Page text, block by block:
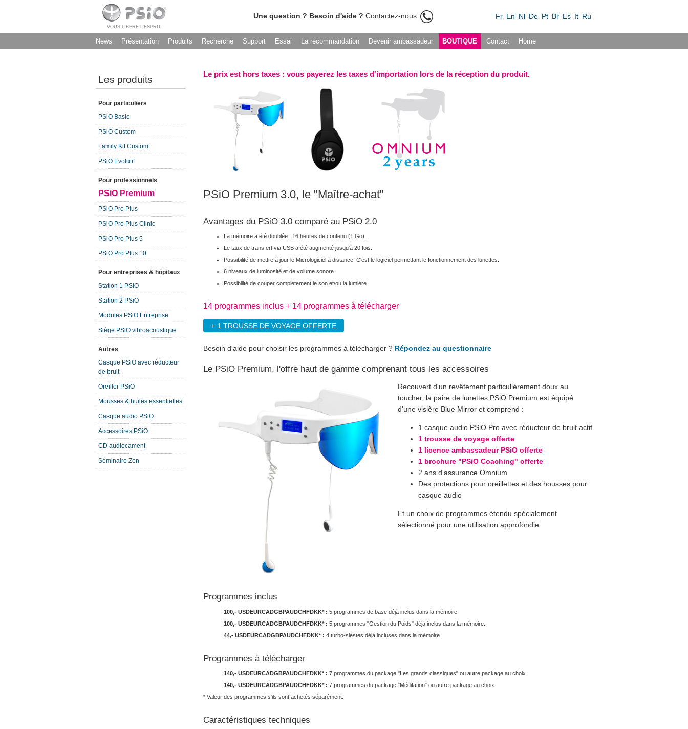
VOUS LIBERE L’ESPRIT
Une question ? Besoin d'aide ? Contactez-nous Fr En Nl De Pt Br Es It Ru
News Présentation Produits Recherche Support Essai La recommandation Devenir ambassadeur BOUTIQUE Contact Home
Les produits
Pour particuliers
PSiO Basic
PSiO Custom
Family Kit Custom
PSiO Evolutif
Pour professionnels
PSiO Premium
PSiO Pro Plus
PSiO Pro Plus Clinic
PSiO Pro Plus 5
PSiO Pro Plus 10
Pour entreprises & hôpitaux
Station 1 PSiO
Station 2 PSiO
Modules PSiO Entreprise
Siège PSiO vibroacoustique
Autres
Casque PSiO avec réducteur
de bruit
Oreiller PSiO
Mousses & huiles essentielles
Casque audio PSiO
Accessoires PSiO
CD audiocament
Séminaire Zen
Le prix est hors taxes : vous payerez les taxes d'importation lors de la réception du produit.
PSiO Premium 3.0, le "Maître-achat"
Avantages du PSiO 3.0 comparé au PSiO 2.0
La mémoire a été doublée : 16 heures de contenu (1 Go).
Le taux de transfert via USB a été augmenté jusqu'à 20 fois.
Possibilité de mettre à jour le Micrologiciel à distance. C'est le logiciel permettant le fonctionnement des lunettes.
6 niveaux de luminosité et de volume sonore.
Possibilité de couper complètement le son et/ou la lumière.
14 programmes inclus + 14 programmes à télécharger
+ 1 TROUSSE DE VOYAGE OFFERTE
Besoin d'aide pour choisir les programmes à télécharger ? Répondez au questionnaire
Le PSiO Premium, l'offre haut de gamme comprenant tous les accessoires
Recouvert d'un revêtement particulièrement doux au
toucher, la paire de lunettes PSiO Premium est équipé
d'une visière Blue Mirror et comprend :
1 casque audio PSiO Pro avec réducteur de bruit actif
1 trousse de voyage offerte
1 licence ambassadeur PSiO offerte
1 brochure "PSiO Coaching" offerte
2 ans d'assurance Omnium
Des protections pour oreillettes et des housses pour
casque audio
Et un choix de programmes étendu spécialement
sélectionné pour une utilisation approfondie.
Programmes inclus
100,- USDEURCADGBPAUDCHFDKK* : 5 programmes de base déjà inclus dans la mémoire.
100,- USDEURCADGBPAUDCHFDKK* : 5 programmes "Gestion du Poids" déjà inclus dans la mémoire.
44,- USDEURCADGBPAUDCHFDKK* : 4 turbo-siestes déjà incluses dans la mémoire.
Programmes à télécharger
140,- USDEURCADGBPAUDCHFDKK* : 7 programmes du package "Les grands classiques" ou autre package au choix.
140,- USDEURCADGBPAUDCHFDKK* : 7 programmes du package "Méditation" ou autre package au choix.
* Valeur des programmes s'ils sont achetés séparément.
Caractéristiques techniques